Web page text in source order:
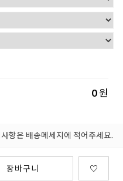
0원
항은 배송메세지에 적어주세요.
장바구니 ♡